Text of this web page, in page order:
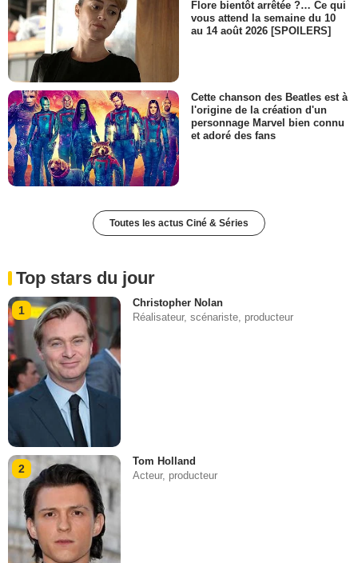
Flore bientôt arrêtée ?… Ce qui
vous attend la semaine du 10
au 14 août 2026 [SPOILERS]
Cette chanson des Beatles est à
l'origine de la création d'un
personnage Marvel bien connu
et adoré des fans
Toutes les actus Ciné & Séries
Top stars du jour
1
Christopher Nolan
Réalisateur, scénariste, producteur
2
Tom Holland
Acteur, producteur